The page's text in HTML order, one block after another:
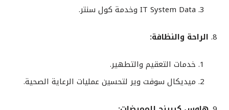
IT System Data وخدمة كول سنتر.
الراحة والنظافة:
خدمات التعقيم والتطهير.
ميديكال سوفت وير لتحسين عمليات الرعاية الصحية.